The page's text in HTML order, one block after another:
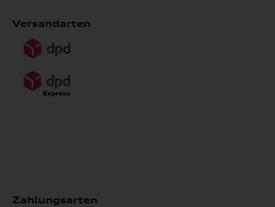
Versandarten
Zahlungsarten